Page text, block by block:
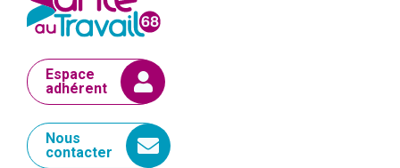
Espace
adhérent
Nous
contacter